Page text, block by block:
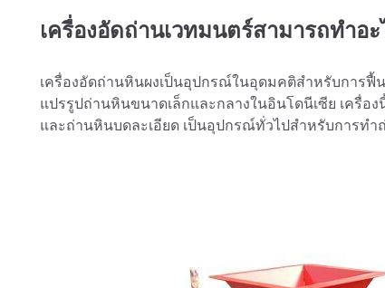
เครื่องอัดถ่านเวทมนตร์สามารถทำอ
เครื่องอัดถ่านหินผงเป็นอุปกรณ์ในอุดมคติสำหรับการฟื้
แปรรูปถ่านหินขนาดเล็กและกลางในอินโดนีเซีย เครื่อง
และถ่านหินบดละเอียด เป็นอุปกรณ์ทั่วไปสำหรับการท